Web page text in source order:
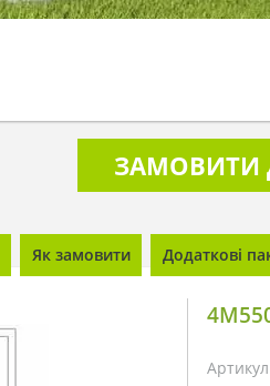
ЗАМОВИТИ
Як замовити Додаткові
Артикул